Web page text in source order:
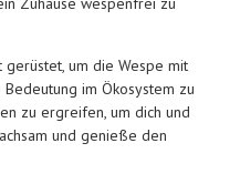
um die Wespe mit
im Ökosystem zu
zu ergreifen, um dich und
und genieße den